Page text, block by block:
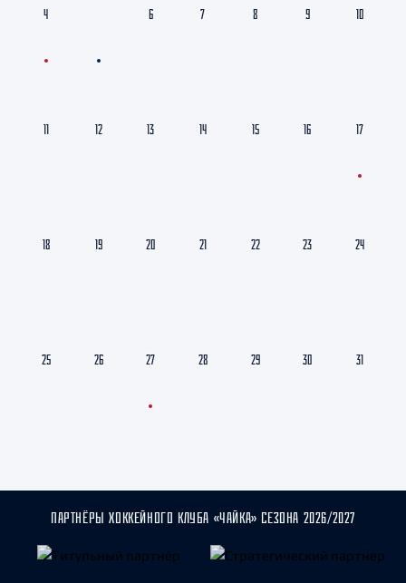
4 6 7 8 9 10
11 12 13 14 15 16 17
18 19 20 21 22 23 24
25 26 27 28 29 30 31
ПАРТНЁРЫ ХОККЕЙНОГО КЛУБА «ЧАЙКА» СЕЗОНА 2026/2027